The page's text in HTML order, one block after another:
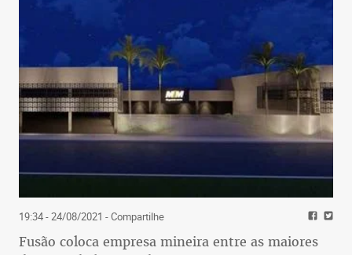
19:34 - 24/08/2021 - Compartilhe
Fusão coloca empresa mineira entre as maiores